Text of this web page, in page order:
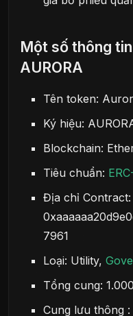
Một số thông
AURORA
Tên token:
Ký hiệu:
Blockchain:
Tiêu chuẩn:
Địa chỉ Contract:
7961
Loại: Utility,
Tổng cung:
Cung lưu thông :